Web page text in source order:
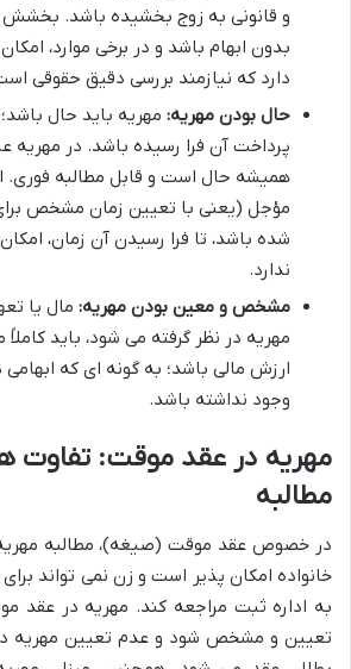
و قانونی به زوج بخشیده باشد. بخشش
بدون ابهام باشد و در برخی موارد،
دارد که نیازمند بررسی دقیق حقوقی
حال بودن مهریه: مهریه باید حال
پرداخت آن فرا رسیده باشد. در مهریه
همیشه حال است و قابل مطالبه فوری.
مؤجل (یعنی با تعیین زمان مشخص
شده باشد، تا فرا رسیدن آن زمان،
ندارد.
مشخص و معین بودن مهریه: مال یا
مهریه در نظر گرفته می شود، باید
ارزش مالی باشد؛ به گونه ای که ابهامی
وجود نداشته باشد.
مهریه در عقد موقت: تفاوت
مطالبه
در خصوص عقد موقت (صیغه)، مطالبه مهریه
خانواده امکان پذیر است و زن نمی تواند
به اداره ثبت مراجعه کند. مهریه در عقد
تعیین و مشخص شود و عدم تعیین مهریه